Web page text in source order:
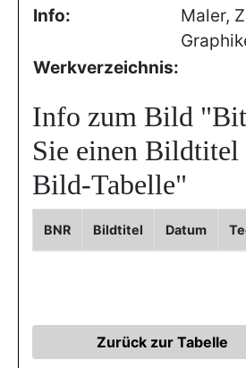
Info:
Maler,
Werkverzeichnis:
Info zum Bild
Sie einen Bildtitel
Bild-Tabelle"
BNR Bildtitel Datum